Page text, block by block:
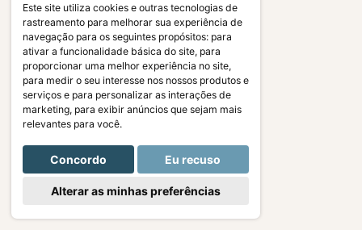
Este site utiliza cookies e outras tecnologias de
rastreamento para melhorar sua experiência de
navegação para os seguintes propósitos: para
ativar a funcionalidade básica do site, para
proporcionar uma melhor experiência no site,
para medir o seu interesse nos nossos produtos e
serviços e para personalizar as interações de
marketing, para exibir anúncios que sejam mais
relevantes para você.
Concordo Eu recuso
Alterar as minhas preferências